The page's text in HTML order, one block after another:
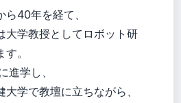
40年を経て、
大学教授としてロボット研
。
進学し、
学で教壇に立ちながら、